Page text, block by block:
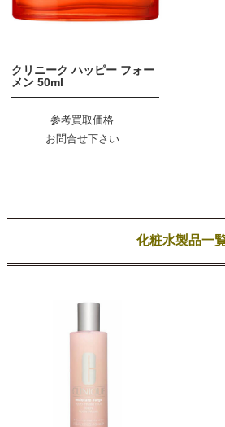
クリニーク ハッピー フォー
メン 50ml
参考買取価格
お問合せ下さい
化粧水製品一